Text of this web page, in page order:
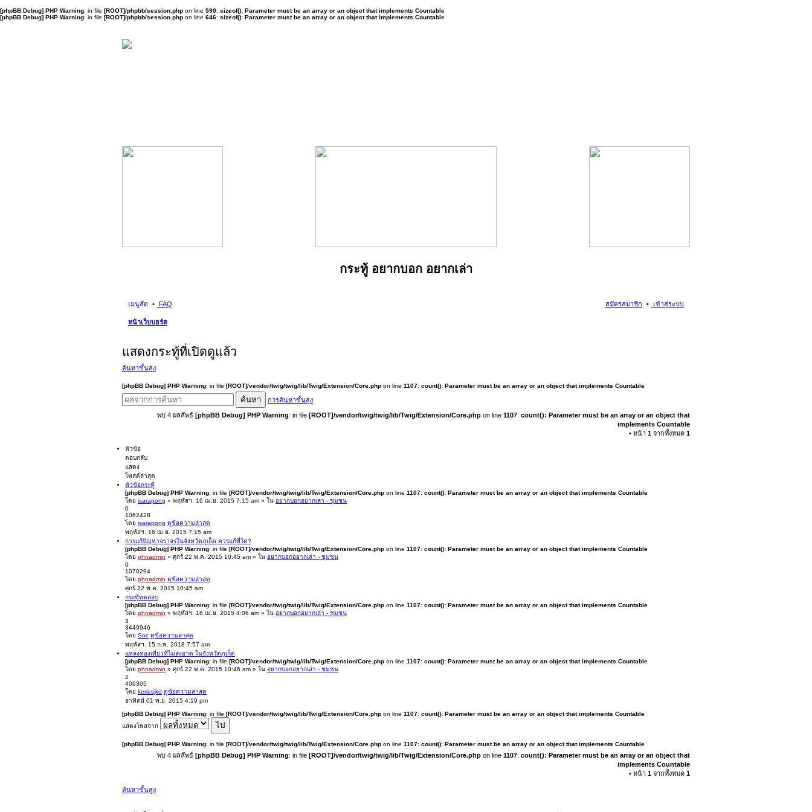
[phpBB Debug] PHP Warning: in file [ROOT]/phpbb/session.php on line 590: sizeof(): Parameter must be an array or an object that implements Countable
[phpBB Debug] PHP Warning: in file [ROOT]/phpbb/session.php on line 646: sizeof(): Parameter must be an array or an object that implements Countable
กระทู้ อยากบอก อยากเล่า
เมนูลัด FAQ เข้าสู่ระบบ
สมัครสมาชิก
หน้าเว็บบอร์ด
แสดงกระทู้ที่เปิดดูแล้ว
ค้นหาขั้นสูง
[phpBB Debug] PHP Warning: in file [ROOT]/vendor/twig/twig/lib/Twig/Extension/Core.php on line 1107: count(): Parameter must be an array or an object that implements Countable
ค้นหา การค้นหาขั้นสูง
พบ 4 ผลลัพธ์ [phpBB Debug] PHP Warning: in file [ROOT]/vendor/twig/twig/lib/Twig/Extension/Core.php on line 1107: count(): Parameter must be an array or an object that
implements Countable
• หน้า 1 จากทั้งหมด 1
หัวข้อ
ตอบกลับ
แสดง
โพสต์ล่าสุด
หัวข้อกระทู้
[phpBB Debug] PHP Warning: in file [ROOT]/vendor/twig/twig/lib/Twig/Extension/Core.php on line 1107: count(): Parameter must be an array or an object that implements Countable
โดย isarapong » พฤหัสฯ. 16 เม.ย. 2015 7:15 am » ใน อยากบอกอยากเล่า - ชุมชน
0
1062428
โดย isarapong ดูข้อความล่าสุด
พฤหัสฯ. 16 เม.ย. 2015 7:15 am
การแก้ปัญหาจราจรในจังหวัดภูเก็ต ควรแก้ที่ใด?
[phpBB Debug] PHP Warning: in file [ROOT]/vendor/twig/twig/lib/Twig/Extension/Core.php on line 1107: count(): Parameter must be an array or an object that implements Countable
โดย phnadmin » ศุกร์ 22 พ.ค. 2015 10:45 am » ใน อยากบอกอยากเล่า - ชุมชน
0
1070294
โดย phnadmin ดูข้อความล่าสุด
ศุกร์ 22 พ.ค. 2015 10:45 am
กระทู้ทดสอบ
[phpBB Debug] PHP Warning: in file [ROOT]/vendor/twig/twig/lib/Twig/Extension/Core.php on line 1107: count(): Parameter must be an array or an object that implements Countable
โดย phnadmin » พฤหัสฯ. 16 เม.ย. 2015 4:06 am » ใน อยากบอกอยากเล่า - ชุมชน
3
3449946
โดย Soc ดูข้อความล่าสุด
พฤหัสฯ. 15 ก.พ. 2018 7:57 am
แหล่งท่องเที่ยวที่ไม่สะอาด ในจังหวัดภูเก็ต
[phpBB Debug] PHP Warning: in file [ROOT]/vendor/twig/twig/lib/Twig/Extension/Core.php on line 1107: count(): Parameter must be an array or an object that implements Countable
โดย phnadmin » ศุกร์ 22 พ.ค. 2015 10:46 am » ใน อยากบอกอยากเล่า - ชุมชน
2
406305
โดย keriesjkd ดูข้อความล่าสุด
อาทิตย์ 01 พ.ย. 2015 4:19 pm
[phpBB Debug] PHP Warning: in file [ROOT]/vendor/twig/twig/lib/Twig/Extension/Core.php on line 1107: count(): Parameter must be an array or an object that implements Countable
แสดงโพสจาก
[phpBB Debug] PHP Warning: in file [ROOT]/vendor/twig/twig/lib/Twig/Extension/Core.php on line 1107: count(): Parameter must be an array or an object that implements Countable
พบ 4 ผลลัพธ์ [phpBB Debug] PHP Warning: in file [ROOT]/vendor/twig/twig/lib/Twig/Extension/Core.php on line 1107: count(): Parameter must be an array or an object that
implements Countable
• หน้า 1 จากทั้งหมด 1
ค้นหาขั้นสูง